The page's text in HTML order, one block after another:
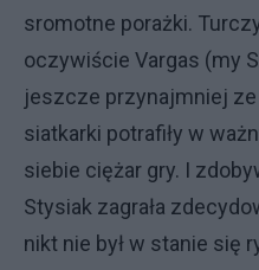
sromotne porażki.
oczywiście Vargas (my
jeszcze przynajmniej
siatkarki potrafiły w
siebie ciężar gry. I
Stysiak zagrała
nikt nie był w stanie się